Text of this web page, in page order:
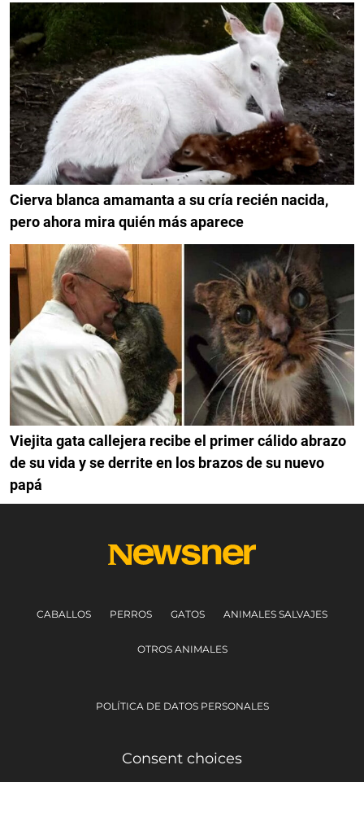
Cierva blanca amamanta a su cría recién nacida,
pero ahora mira quién más aparece
Viejita gata callejera recibe el primer cálido abrazo
de su vida y se derrite en los brazos de su nuevo
papá
CABALLOS PERROS GATOS ANIMALES SALVAJES
OTROS ANIMALES
POLÍTICA DE DATOS PERSONALES
Consent choices